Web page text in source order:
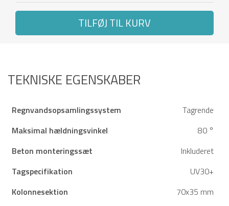
TILFØJ TIL KURV
TEKNISKE EGENSKABER
Regnvandsopsamlingssystem
Tagrende
Maksimal hældningsvinkel
80 °
Beton monteringssæt
Inkluderet
Tagspecifikation
UV30+
Kolonnesektion
70x35 mm